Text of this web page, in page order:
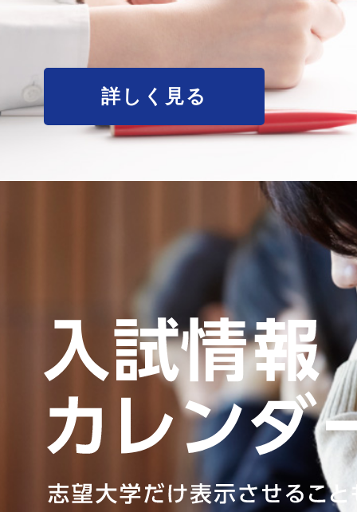
詳しく見る